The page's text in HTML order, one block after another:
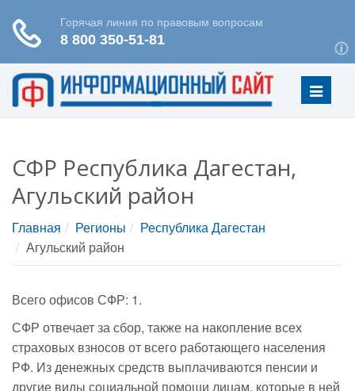
Меню
СФР Республика Дагестан,
Агульский район
Главная Регионы
Республика Дагестан
Агульский район
Всего офисов СФР: 1.
СФР отвечает за сбор, также на накопление всех
страховых взносов от всего работающего населения
РФ. Из денежных средств выплачиваются пенсии и
другие виды социальной помощи лицам, которые в ней